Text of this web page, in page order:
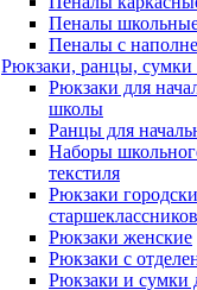
Пеналы
Пеналы с
Рюкзаки, ранцы, сумки
Рюкзаки для
школы
Ранцы для
Наборы
текстиля
Рюкзаки
Рюкзаки женские
Рюкзаки с
Рюкзаки и сумки